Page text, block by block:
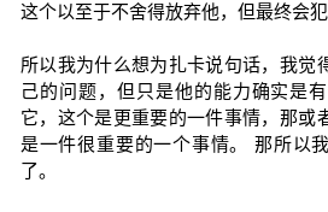
这个以至于不舍得放弃他，但最终会犯
所以我为什么想为扎卡说句话，我觉
己的问题，但只是他的能力确实是
它，这个是更重要的一件事情，那或
是一件很重要的一个事情。 那所以
了。